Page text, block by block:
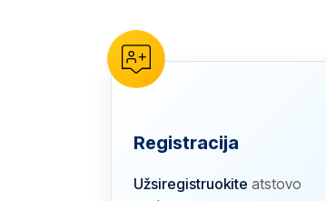
Registracija
Užsiregistruokite atstovo